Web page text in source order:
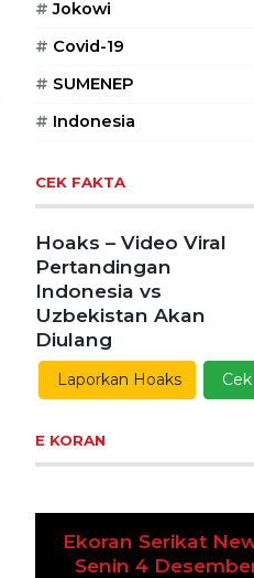
# PLN
# Jokowi
# Covid-19
# SUMENEP
Hoaks – Video Viral
Pertandingan
Indonesia vs
Uzbekistan Akan
Diulang